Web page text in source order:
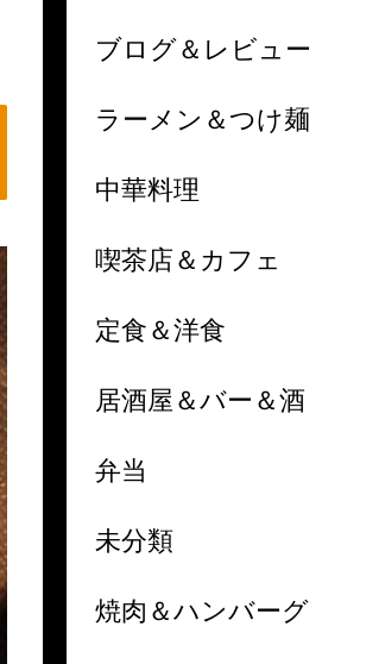
ブログ＆レビュー
ラーメン＆つけ麺
中華料理
喫茶店＆カフェ
定食＆洋食
居酒屋＆バー＆酒
弁当
未分類
焼肉＆ハンバーグ